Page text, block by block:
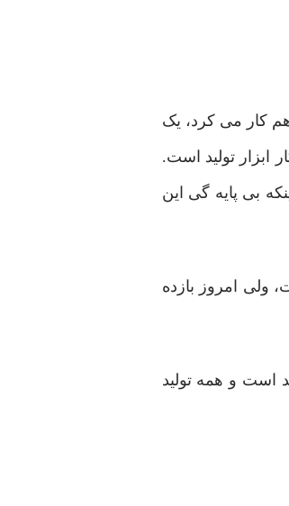
کار می کرد، یک
کرده است، پس ۸ کیلوی اضافی نتیجه کار ابزار تولید است.
بی پایه گی این
ولی امروز بازده
است و همه تولید